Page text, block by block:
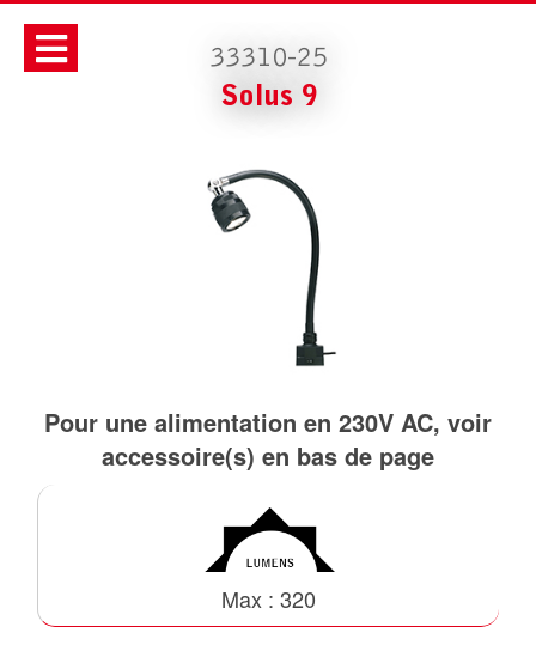
33310-25
Solus 9
Pour une alimentation en 230V AC, voir
accessoire(s) en bas de page
Max : 320